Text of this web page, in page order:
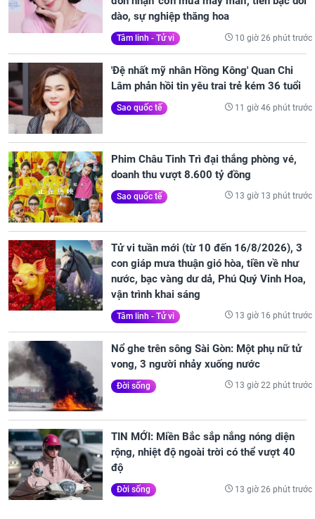
dào, sự nghiệp thăng hoa
Tâm linh - Tử vi 10 giờ 26 phút trước
'Đệ nhất mỹ nhân Hồng Kông' Quan Chi
Lâm phản hồi tin yêu trai trẻ kém 36 tuổi
Sao quốc tế 11 giờ 46 phút trước
Phim Châu Tinh Trì đại thắng phòng vé,
doanh thu vượt 8.600 tỷ đồng
Sao quốc tế 13 giờ 13 phút trước
Tử vi tuần mới (từ 10 đến 16/8/2026), 3
con giáp mưa thuận gió hòa, tiền về như
nước, bạc vàng dư dả, Phú Quý Vinh Hoa,
vận trình khai sáng
Tâm linh - Tử vi 13 giờ 16 phút trước
Nổ ghe trên sông Sài Gòn: Một phụ nữ tử
vong, 3 người nhảy xuống nước
Đời sống 13 giờ 22 phút trước
TIN MỚI: Miền Bắc sắp nắng nóng diện
rộng, nhiệt độ ngoài trời có thể vượt 40
độ
Đời sống 13 giờ 26 phút trước